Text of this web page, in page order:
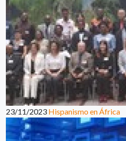
23/11/2023 Hispanismo en África